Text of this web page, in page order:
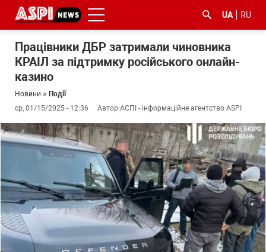
UA RU
Працівники ДБР затримали чиновника
КРАІЛ за підтримку російського онлайн-
казино
Новини » Події
ср, 01/15/2025 - 12:36
Автор:АСПІ - інформаційне агентство ASPI
#ООС
#боротьба
з
корупцією
#ДФС #Київ #коронавірус